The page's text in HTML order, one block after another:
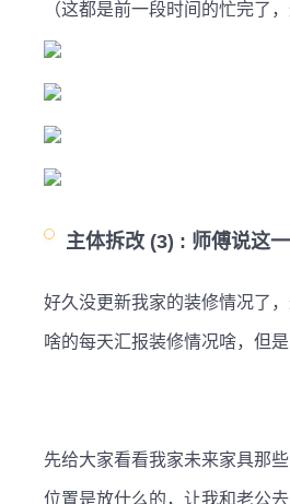
（这都是前一段时间的忙完了
主体拆改 (3) : 师傅说这
好久没更新我家的装修情况了
啥的每天汇报装修情况啥，但
先给大家看看我家未来家具那
位置是放什么的，让我和老公